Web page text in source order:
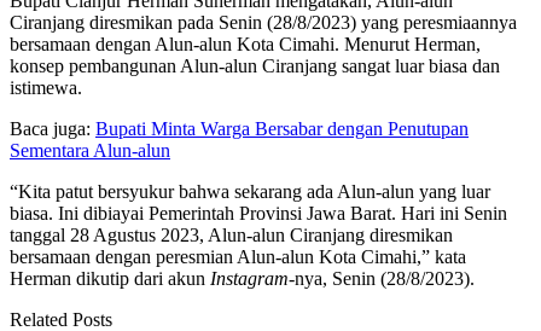
Ciranjang diresmikan pada Senin (28/8/2023) yang peresmiaannya
bersamaan dengan Alun-alun Kota Cimahi. Menurut Herman,
konsep pembangunan Alun-alun Ciranjang sangat luar biasa dan
istimewa.
Baca juga: Bupati Minta Warga Bersabar dengan Penutupan
Sementara Alun-alun
“Kita patut bersyukur bahwa sekarang ada Alun-alun yang luar
biasa. Ini dibiayai Pemerintah Provinsi Jawa Barat. Hari ini Senin
tanggal 28 Agustus 2023, Alun-alun Ciranjang diresmikan
bersamaan dengan peresmian Alun-alun Kota Cimahi,” kata
Herman dikutip dari akun Instagram-nya, Senin (28/8/2023).
Related Posts